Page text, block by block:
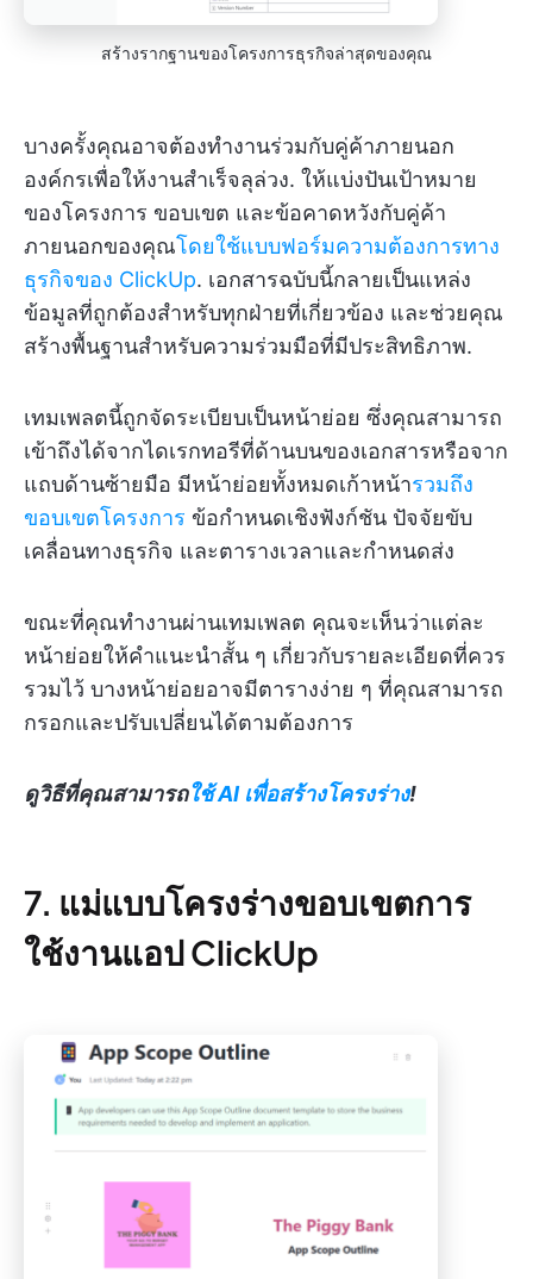
สร้างรากฐานของโครงการธุรกิจล่าสุดของคุณ
บางครั้งคุณอาจต้องทำงานร่วมกับคู่ค้าภายนอก
องค์กรเพื่อให้งานสำเร็จลุล่วง. ให้แบ่งปันเป้าหมาย
ของโครงการ ขอบเขต และข้อคาดหวังกับคู่ค้า
ภายนอกของคุณโดยใช้แบบฟอร์มความต้องการทาง
ธุรกิจของ ClickUp. เอกสารฉบับนี้กลายเป็นแหล่ง
ข้อมูลที่ถูกต้องสำหรับทุกฝ่ายที่เกี่ยวข้อง และช่วยคุณ
สร้างพื้นฐานสำหรับความร่วมมือที่มีประสิทธิภาพ.
เทมเพลตนี้ถูกจัดระเบียบเป็นหน้าย่อย ซึ่งคุณสามารถ
เข้าถึงได้จากไดเรกทอรีที่ด้านบนของเอกสารหรือจาก
แถบด้านซ้ายมือ มีหน้าย่อยทั้งหมดเก้าหน้ารวมถึง
ขอบเขตโครงการ ข้อกำหนดเชิงฟังก์ชัน ปัจจัยขับ
เคลื่อนทางธุรกิจ และตารางเวลาและกำหนดส่ง
ขณะที่คุณทำงานผ่านเทมเพลต คุณจะเห็นว่าแต่ละ
หน้าย่อยให้คำแนะนำสั้น ๆ เกี่ยวกับรายละเอียดที่ควร
รวมไว้ บางหน้าย่อยอาจมีตารางง่าย ๆ ที่คุณสามารถ
กรอกและปรับเปลี่ยนได้ตามต้องการ
ดูวิธีที่คุณสามารถใช้ AI เพื่อสร้างโครงร่าง!
7. แม่แบบโครงร่างขอบเขตการ
ใช้งานแอป ClickUp